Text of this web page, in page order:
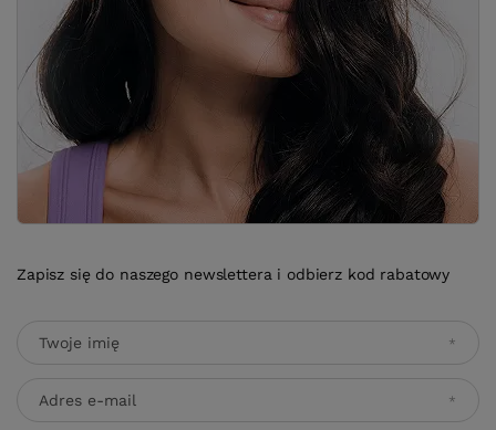
Zapisz się do naszego newslettera i odbierz kod rabatowy
Twoje imię
Adres e-mail